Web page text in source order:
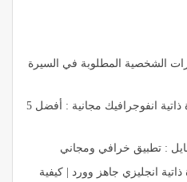
الشخصية المطلوبة في السيرة
قوالب سيرة ذاتية انفوجرافيك مجانية : أفضل 5
انجليزي جاهز وورد | كيفية